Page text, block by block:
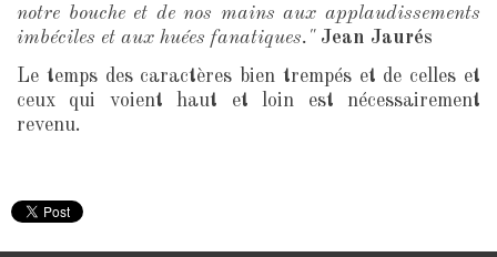
notre bouche et de nos mains aux applaudissements
imbéciles et aux huées fanatiques." Jean Jaurés
Le temps des caractères bien trempés et de celles et
ceux qui voient haut et loin est nécessairement
revenu.